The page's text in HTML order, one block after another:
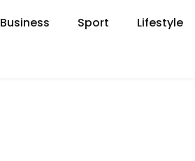
Business Sport Lifestyle